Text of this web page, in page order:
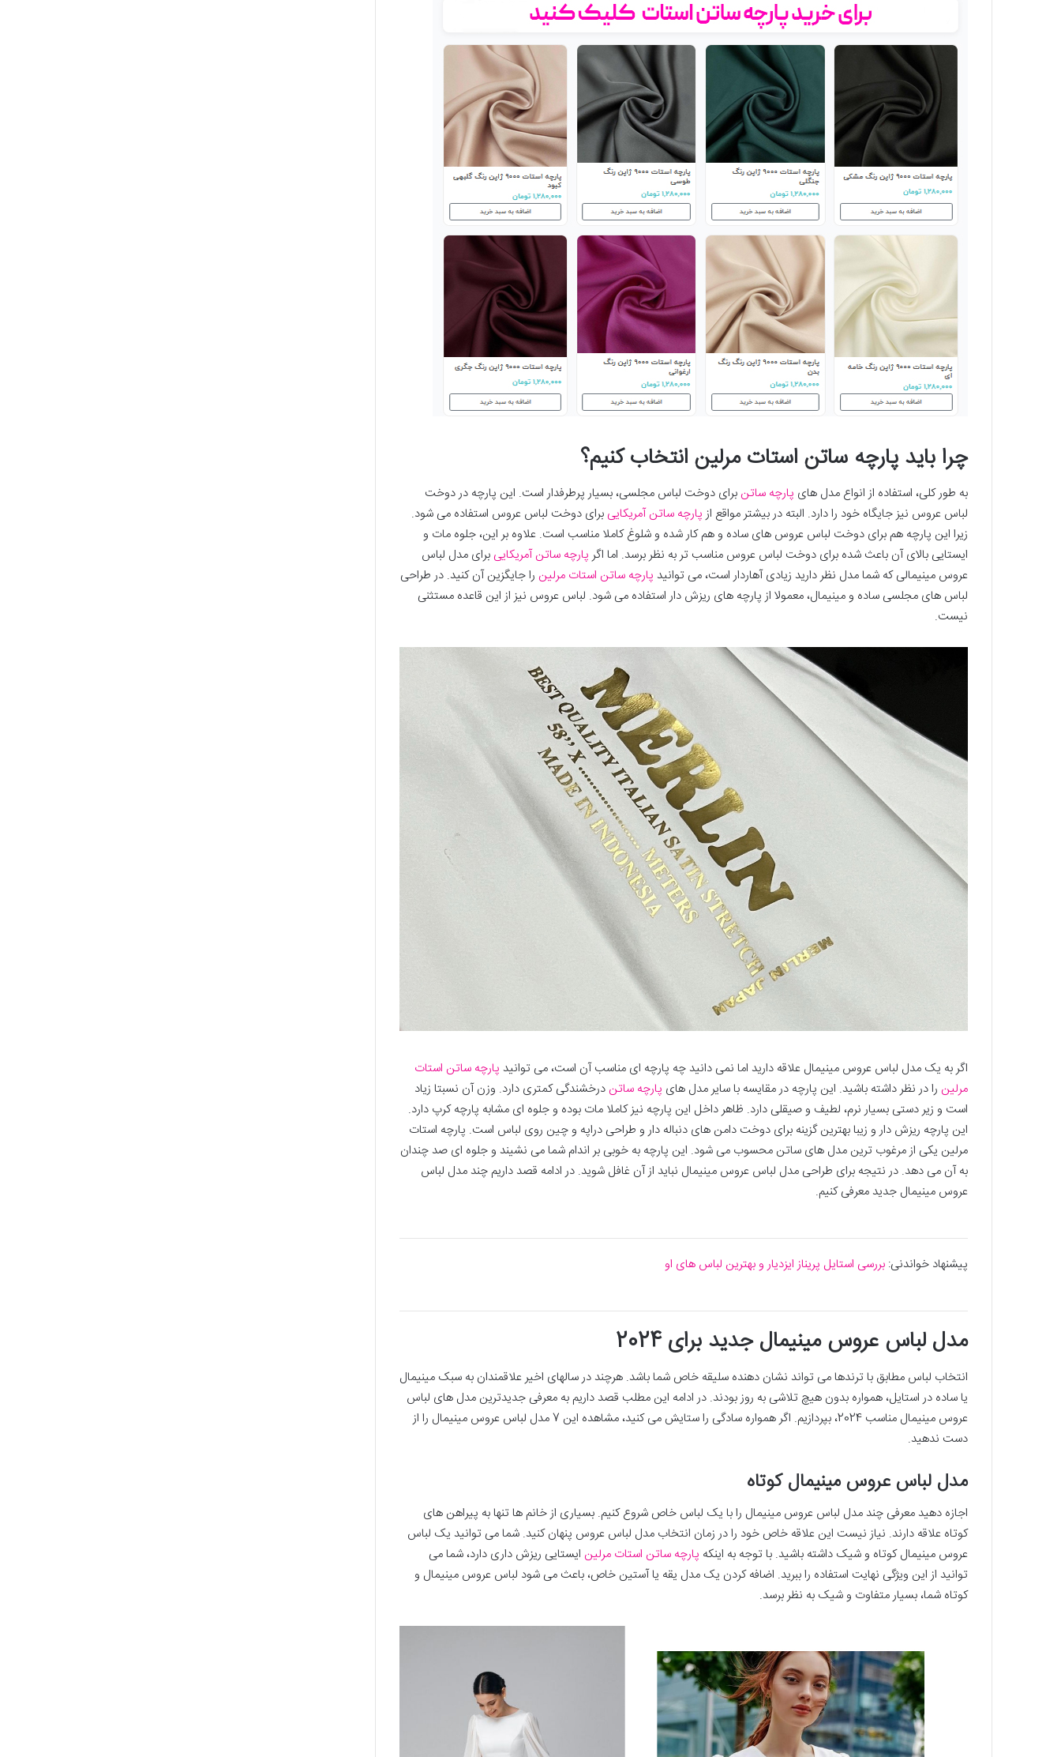
چرا باید پارچه ساتن استات مرلین انتخاب کنیم؟
به طور کلی، استفاده از انواع مدل های پارچه ساتن برای دوخت لباس مجلسی، بسیار پرطرفدار است. این پارچه در دوخت
لباس عروس نیز جایگاه خود را دارد. البته در بیشتر مواقع ازپارچه ساتن آمریکایی برای دوخت لباس عروس استفاده می شود.
زیرا این پارچه هم برای دوخت لباس عروس های ساده و هم کار شده و شلوغ کاملا مناسب است. علاوه بر این، جلوه مات و
ایستایی بالای آن باعث شده برای دوخت لباس عروس مناسب تر به نظر برسد. اما اگرپارچه ساتن آمریکایی برای مدل لباس
عروس مینیمالی که شما مدل نظر دارید زیادی آهاردار است، می توانید پارچه ساتن استات مرلین را جایگزین آن کنید. در طراحی
لباس های مجلسی ساده و مینیمال، معمولا از پارچه های ریزش دار استفاده می شود. لباس عروس نیز از این قاعده مستثنی
نیست.
اگر به یک مدل لباس عروس مینیمال علاقه دارید اما نمی دانید چه پارچه ای مناسب آن است، می توانید پارچه ساتن استات
مرلین را در نظر داشته باشید. این پارچه در مقایسه با سایر مدل های پارچه ساتن درخشندگی کمتری دارد. وزن آن نسبتا زیاد
است و زیر دستی بسیار نرم، لطیف و صیقلی دارد. ظاهر داخل این پارچه نیز کاملا مات بوده و جلوه ای مشابه پارچه کرپ دارد.
این پارچه ریزش دار و زیبا بهترین گزینه برای دوخت دامن های دنباله دار و طراحی دراپه و چین روی لباس است. پارچه استات
مرلین یکی از مرغوب ترین مدل های ساتن محسوب می شود. این پارچه به خوبی بر اندام شما می نشیند و جلوه ای صد چندان
به آن می دهد. در نتیجه برای طراحی مدل لباس عروس مینیمال نباید از آن غافل شوید. در ادامه قصد داریم چند مدل لباس
عروس مینیمال جدید معرفی کنیم.
پیشنهاد خواندنی: بررسی استایل پریناز ایزدیار و بهترین لباس های او
مدل لباس عروس مینیمال جدید برای 2024
انتخاب لباس مطابق با ترندها می تواند نشان دهنده سلیقه خاص شما باشد. هرچند در سالهای اخیر علاقمندان به سبک مینیمال
یا ساده در استایل، همواره بدون هیچ تلاشی به روز بودند. در ادامه این مطلب قصد داریم به معرفی جدیدترین مدل های لباس
عروس مینیمال مناسب 2024، بپردازیم. اگر همواره سادگی را ستایش می کنید، مشاهده این 7 مدل لباس عروس مینیمال را از
دست ندهید.
مدل لباس عروس مینیمال کوتاه
اجازه دهید معرفی چند مدل لباس عروس مینیمال را با یک لباس خاص شروع کنیم. بسیاری از خانم ها تنها به پیراهن های
کوتاه علاقه دارند. نیاز نیست این علاقه خاص خود را در زمان انتخاب مدل لباس عروس پنهان کنید. شما می توانید یک لباس
عروس مینیمال کوتاه و شیک داشته باشید. با توجه به اینکه پارچه ساتن استات مرلین ایستایی ریزش داری دارد، شما می
توانید از این ویژگی نهایت استفاده را ببرید. اضافه کردن یک مدل یقه یا آستین خاص، باعث می شود لباس عروس مینیمال و
کوتاه شما، بسیار متفاوت و شیک به نظر برسد.